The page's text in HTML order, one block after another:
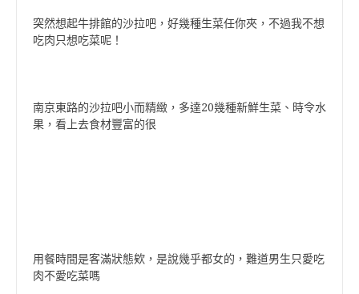
突然想起牛排館的沙拉吧，好幾種生菜任你夾，不過我不想
吃肉只想吃菜呢！
南京東路的沙拉吧小而精緻，多達20幾種新鮮生菜、時令水
果，看上去食材豐富的很
用餐時間是客滿狀態欸，是說幾乎都女的，難道男生只愛吃
肉不愛吃菜嗎